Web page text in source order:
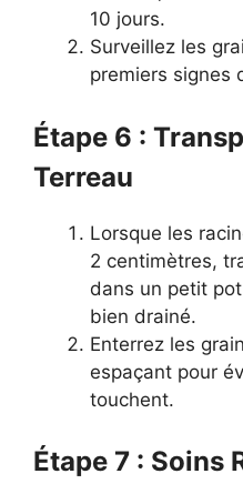
10 jours.
Surveillez les
premiers signes
Étape 6 :
Terreau
Lorsque les
2 centimètres,
dans un petit
bien drainé.
Enterrez les
espaçant pour
touchent.
Étape 7 : Soins